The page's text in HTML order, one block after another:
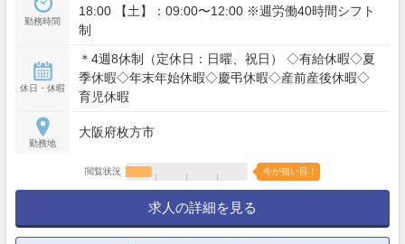
勤務時間
18:00 【土】：09:00〜12:00 ※週労働40時間シフト
制
休日・休暇
＊4週8休制（定休日：日曜、祝日） ◇有給休暇◇夏
季休暇◇年末年始休暇◇慶弔休暇◇産前産後休暇◇
育児休暇
勤務地
大阪府枚方市
閲覧状況 今が狙い目！
求人の詳細を見る